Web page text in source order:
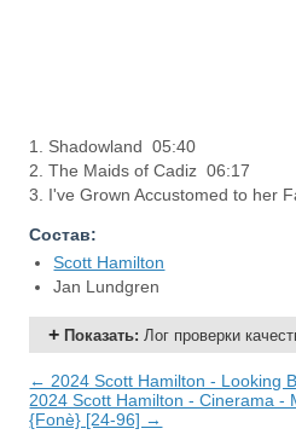
1. Shadowland 05:40
2. The Maids of Cadiz 06:17
3. I've Grown Accustomed to her
Состав:
Scott Hamilton
Jan Lundgren
Показать:Лог проверки
← 2024 Scott Hamilton - Looking
2024 Scott Hamilton - Cinerama -
{Fonè} [24-96] →